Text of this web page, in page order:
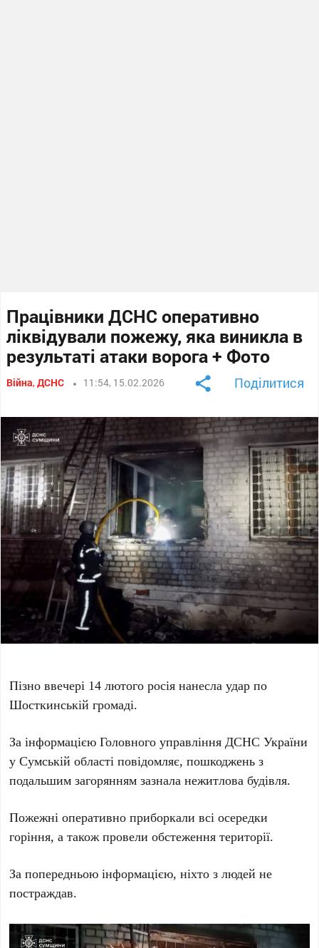
Працівники ДСНС оперативно
ліквідували пожежу, яка виникла в
результаті атаки ворога + Фото
Війна,ДСНС 11:54, 15.02.2026 Поділитися
Пізно ввечері 14 лютого росія нанесла удар по
Шосткинській громаді.
За інформацією Головного управління ДСНС України
у Сумській області повідомляє, пошкоджень з
подальшим загорянням зазнала нежитлова будівля.
Пожежні оперативно приборкали всі осередки
горіння, а також провели обстеження території.
За попередньою інформацією, ніхто з людей не
постраждав.